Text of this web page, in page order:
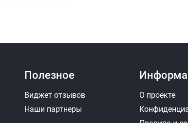
Полезное
Виджет отзывов
Наши партнеры
О проекте